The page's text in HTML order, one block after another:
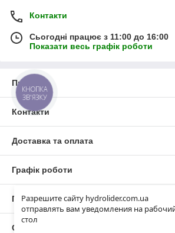
Разрешите сайту hydrolider.com.ua
отправлять вам уведомления на
стол
Контакти
Сьогодні працює з 11:00 до 16:00
Показати весь графік роботи
Про нас
Контакти
Доставка та оплата
Графік роботи
Повна версія сайту
Сайт створено на маркетплейсі
КНОПКА
ЗВ'ЯЗКУ